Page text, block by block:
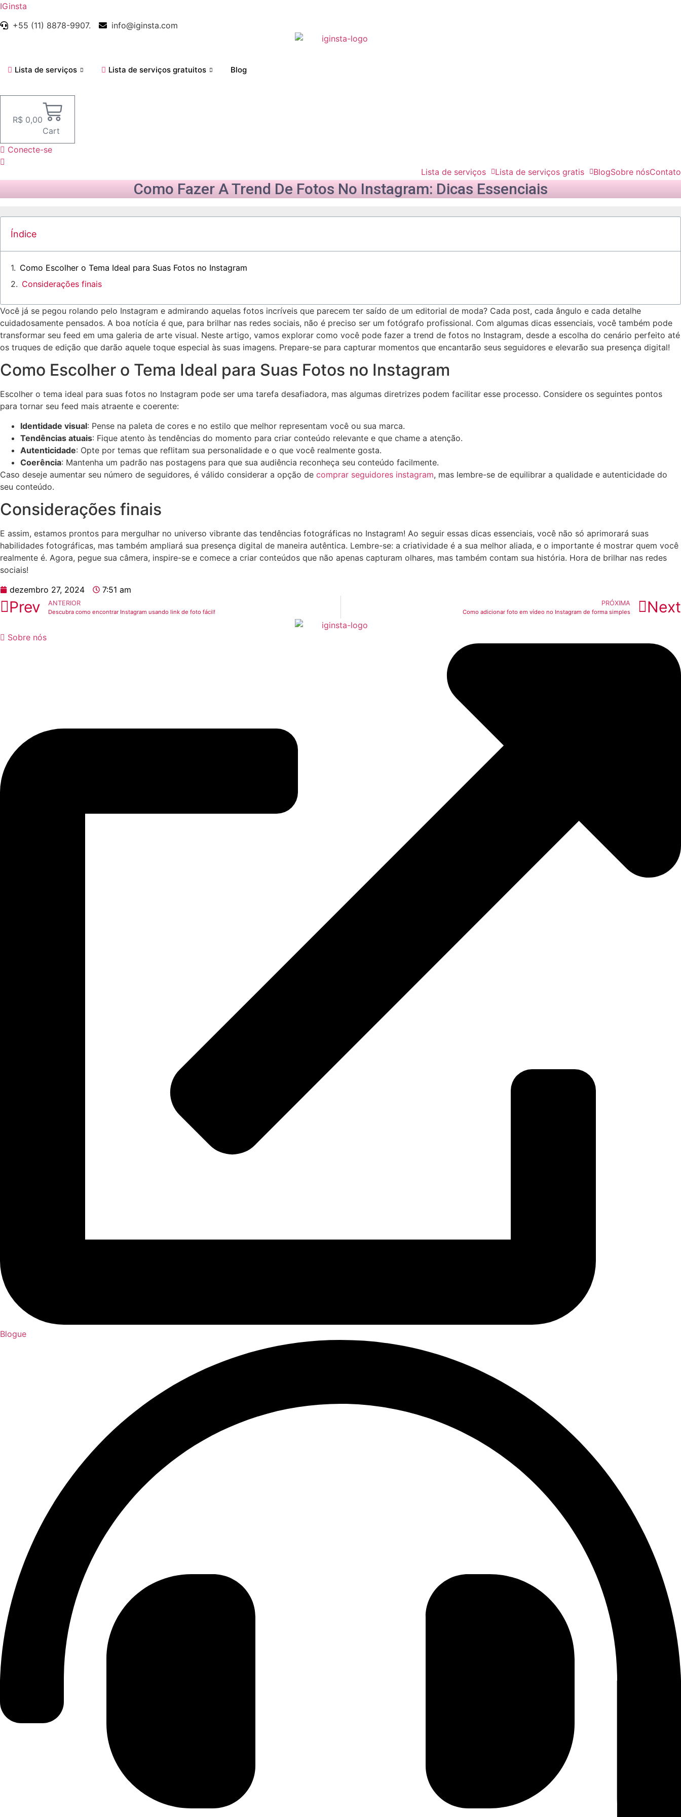
IGinsta
+55 (11) 8878-9907.
info@iginsta.com
Lista de serviços Lista de serviços gratuitos Blog
R$ 0,00
Cart
Conecte-se
Lista de serviços Lista de serviços gratis BlogSobre nósContato
Como Fazer A Trend De Fotos No Instagram: Dicas Essenciais
Índice
Como Escolher o ‍Tema Ideal para Suas Fotos ‌no Instagram
Considerações finais
Você já se pegou rolando pelo Instagram‍ e admirando aquelas‌ fotos ​incríveis que⁢ parecem ter saído de um editorial de ‍moda? Cada post, cada ângulo e cada ‍detalhe
cuidadosamente ⁢pensados. A boa notícia‌ é que, para brilhar nas redes sociais, não é preciso‍ ser um ⁢fotógrafo profissional. Com algumas dicas essenciais, você também pode
⁢transformar seu feed em uma galeria​ de arte visual. Neste artigo, ⁤vamos explorar como ‍você ‍pode fazer a trend de fotos no Instagram, desde a escolha do​ cenário perfeito até
os truques ‌de edição ⁣que darão⁤ aquele toque​ especial‌ às suas ⁤imagens. Prepare-se para ​capturar momentos que encantarão seus seguidores⁣ e‌ elevarão sua presença‍ digital!
Como Escolher o ‍Tema Ideal para Suas Fotos ‌no Instagram
Escolher ⁤o tema ideal para ⁢suas fotos no ⁣Instagram pode ser uma​ tarefa desafiadora, mas algumas diretrizes podem facilitar esse processo. Considere ‌os⁤ seguintes pontos
para tornar seu feed mais atraente e coerente:
Identidade‍ visual: Pense⁣ na paleta​ de cores ‌e no estilo ⁣que melhor representam você ou sua marca.
Tendências ⁤atuais: Fique atento⁤ às tendências do momento para criar conteúdo relevante e que ‌chame a​ atenção.
Autenticidade: Opte ⁢por temas que reflitam sua personalidade e o que você ‌realmente gosta.
Coerência: Mantenha um‌ padrão nas ‌postagens para que sua audiência reconheça seu ‌conteúdo facilmente.
Caso ⁢deseje aumentar seu número de seguidores, é válido considerar a opção de⁤ comprar seguidores instagram, mas lembre-se de ‌equilibrar a ​qualidade e autenticidade do
seu conteúdo.
Considerações finais
E assim, estamos prontos ⁢para mergulhar no ​universo vibrante das tendências fotográficas⁤ no ⁣Instagram! Ao seguir essas dicas essenciais, você não só aprimorará ⁢suas
habilidades fotográficas, mas também ⁤ampliará sua presença digital de⁣ maneira autêntica. Lembre-se: a criatividade é‌ a sua melhor aliada, e o importante é ​mostrar quem você
‌realmente é. Agora,⁢ pegue⁣ sua câmera, inspire-se e comece‌ a criar conteúdos ⁣que não apenas capturam ⁤olhares, ​mas também ‍contam sua história.⁢ Hora de ‌brilhar nas redes
sociais!
dezembro 27, 2024
7:51 am
Prev ANTERIOR
Descubra como encontrar Instagram usando link de foto fácil!
PRÓXIMA
Como adicionar foto em vídeo no Instagram de forma simples Next
Sobre nós
Blogue